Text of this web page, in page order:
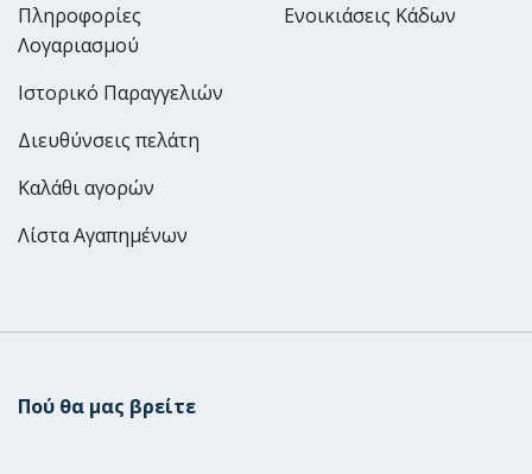
Πληροφορίες
Λογαριασμού
Ιστορικό Παραγγελιών
Διευθύνσεις πελάτη
Καλάθι αγορών
Λίστα Αγαπημένων
Ενοικιάσεις Κάδων
Πού θα μας βρείτε